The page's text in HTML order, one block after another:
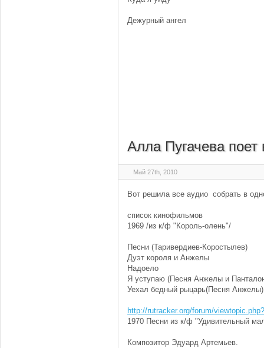
Дежурный ангел
Алла Пугачева
Май 27th, 2010
Вот решила все аудио собрать в
список кинофильмов
1969 /из к/ф "Король-олень"/
Песни (Таривердиев-Коростылев)
Дуэт короля и Анжелы
Надоело
Я уступаю (Песня Анжелы и
Уехал бедный рыцарь(Песня Анжелы)
http://rutracker.org/forum/
1970 Песни из к/ф "Удивительный
Композитор Эдуард Артемьев.